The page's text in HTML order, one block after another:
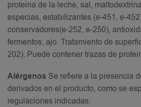
proteina de la leche, sal,
especias, estabilizantes (e-451, e-
conservadores(e-252, e-250),
fermentos, ajo. Tratamiento de
202). Puede contener trazas de
Alérgenos Se refiere a la presencia
derivados en el producto, como se
regulaciones indicadas.